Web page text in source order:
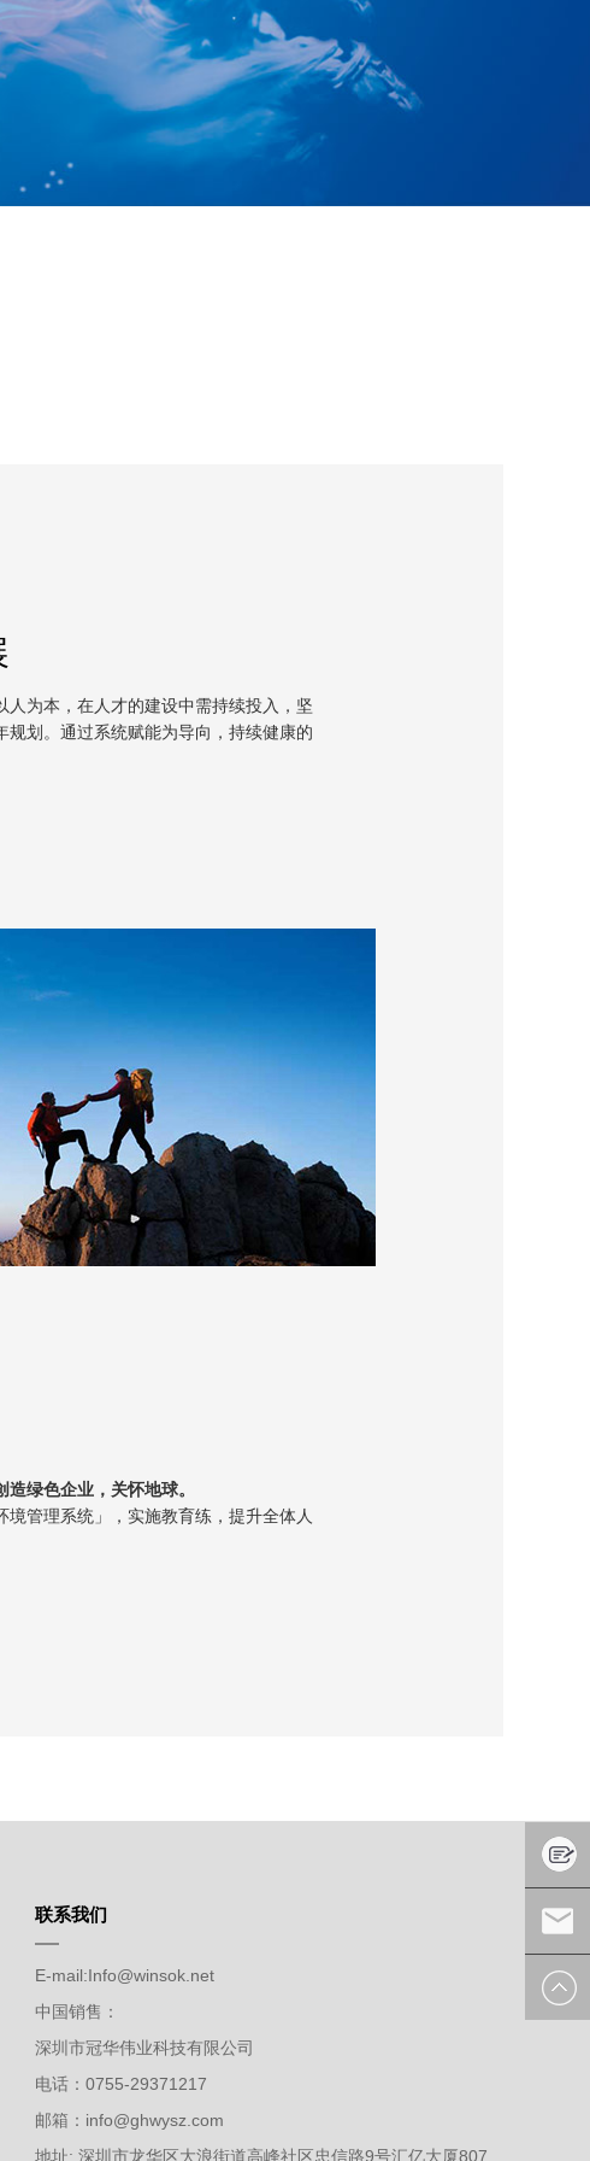
人为本，在人才的建设中需持续投入，坚
规划。通过系统赋能为导向，持续健康的
,理论到实际商务与开发应用，提高职员
较强的实际作战能力基础。
绿色企业，关怀地球。
境管理系统」，实施教育练，提升全体人
之作业文件化。
联系我们
E-mail:Info@winsok.net
中国销售：
深圳市冠华伟业科技有限公司
电话：0755-29371217
邮箱：info@ghwysz.com
地址: 深圳市龙华区大浪街道高峰社区忠信路9号汇亿大厦807
在线留
发送邮